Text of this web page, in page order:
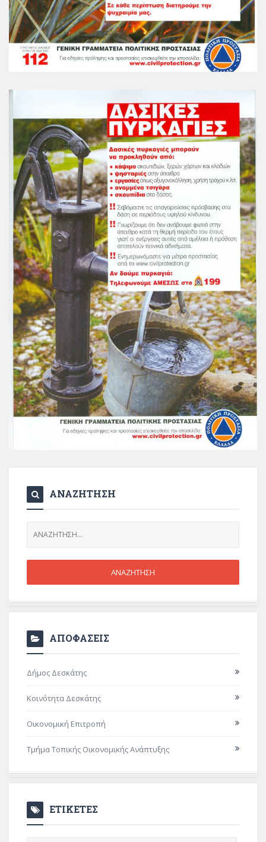
ΑΝΑΖΗΤΗΣΗ
ΑΠΟΦΑΣΕΙΣ
Δήμος Δεσκάτης
Κοινότητα Δεσκάτης
Οικονομική Επιτροπή
Τμήμα Τοπικής Οικονομικής Ανάπτυξης
ΕΤΙΚΕΤΕΣ